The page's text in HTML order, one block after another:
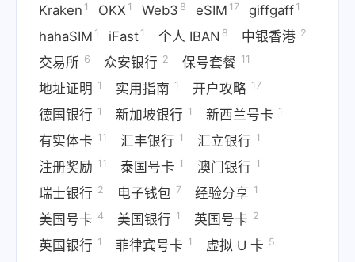
Kraken 1 OKX 1 Web3 8 eSIM 17 giffgaff 1
hahaSIM 1 iFast 1 个人 IBAN 8 中银香港 2
交易所 6 众安银行 2 保号套餐 11
地址证明 1 实用指南 1 开户攻略 17
德国银行 1 新加坡银行 1 新西兰号卡 1
有实体卡 11 汇丰银行 1 汇立银行 1
注册奖励 11 泰国号卡 1 澳门银行 1
瑞士银行 2 电子钱包 7 经验分享 1
美国号卡 4 美国银行 1 英国号卡 2
英国银行 1 菲律宾号卡 1 虚拟 U 卡 5